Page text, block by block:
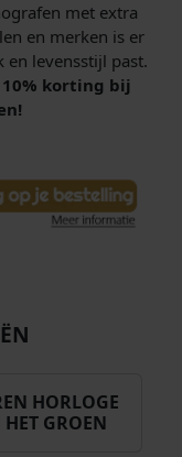
met extra
en merken is er
levensstijl past.
korting bij
HORLOGE
GROEN